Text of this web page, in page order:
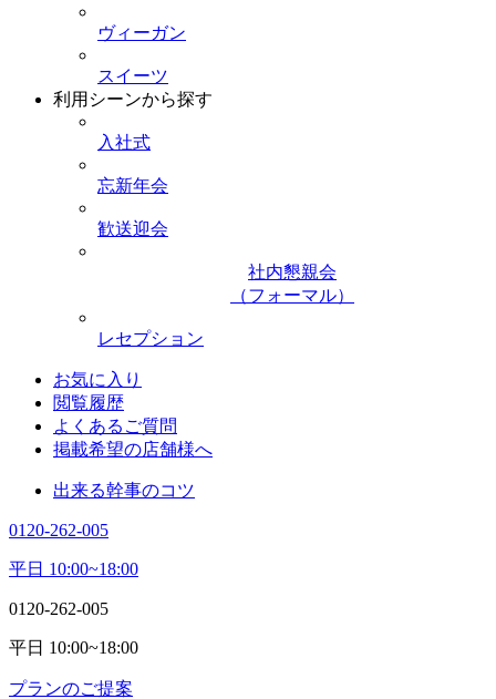
ヴィーガン
スイーツ
利用シーンから探す
入社式
忘新年会
歓送迎会
社内懇親会
（フォーマル）
レセプション
お気に入り
閲覧履歴
よくあるご質問
掲載希望の店舗様へ
出来る幹事のコツ
0120-262-005
平日 10:00~18:00
0120-262-005
平日 10:00~18:00
プランのご提案